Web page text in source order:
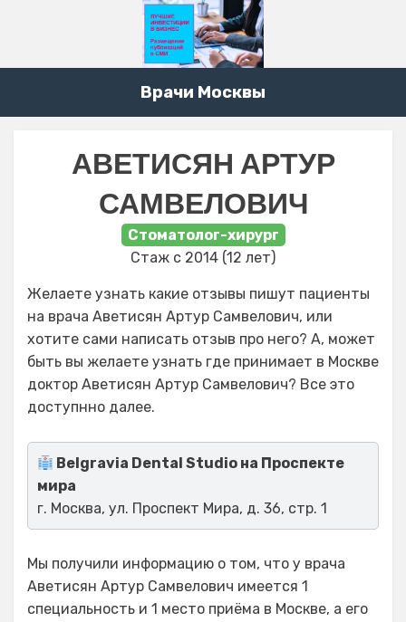
Врачи Москвы
АВЕТИСЯН АРТУР
САМВЕЛОВИЧ
Стоматолог-хирург
Стаж с 2014 (12 лет)
Желаете узнать какие отзывы пишут пациенты
на врача Аветисян Артур Самвелович, или
хотите сами написать отзыв про него? А, может
быть вы желаете узнать где принимает в Москве
доктор Аветисян Артур Самвелович? Все это
доступнно далее.
Belgravia Dental Studio на Проспекте
мира
г. Москва, ул. Проспект Мира, д. 36, стр. 1
Мы получили информацию о том, что у врача
Аветисян Артур Самвелович имеется 1
специальность и 1 место приёма в Москве, а его